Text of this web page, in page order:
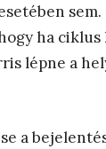
ha ciklus
lépne a
a